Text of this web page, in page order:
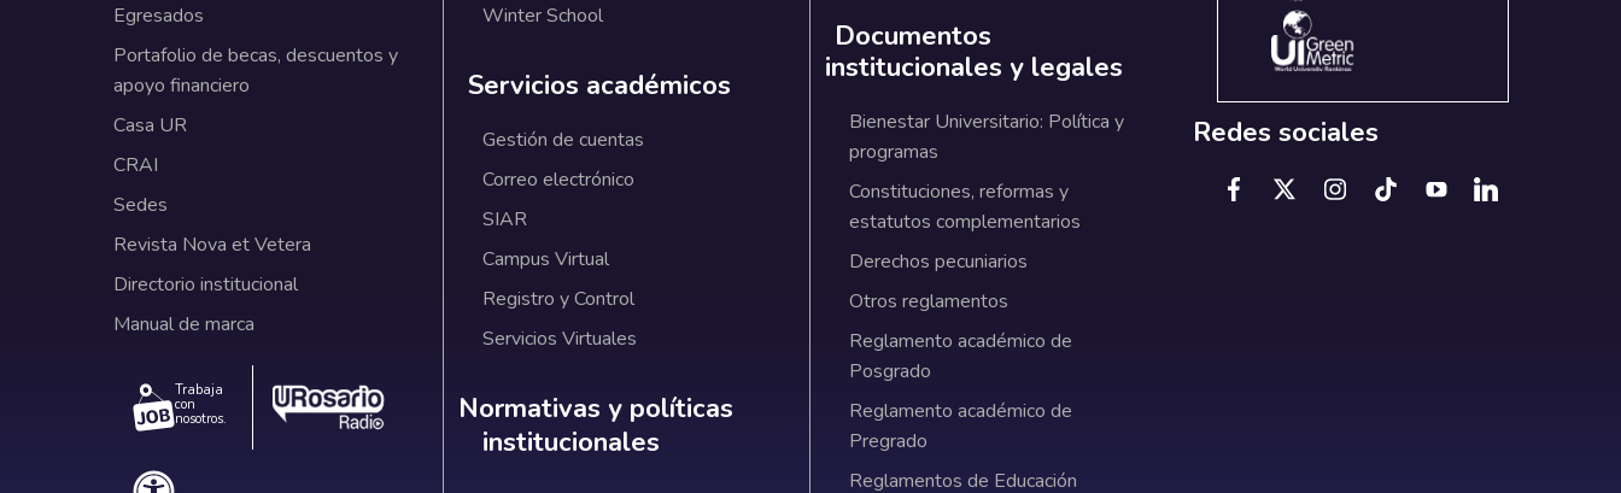
Egresados
Portafolio de becas, descuentos y
apoyo financiero
Casa UR
CRAI
Sedes
Revista Nova et Vetera
Directorio institucional
Manual de marca
Trabaja
con
nosotros.
Winter School
Servicios académicos
Gestión de cuentas
Correo electrónico
SIAR
Campus Virtual
Registro y Control
Servicios Virtuales
Normativas y políticas institucionales
Normativas y políticas
institucionales
Documentos
institucionales y legales
Bienestar Universitario: Política y
programas
Constituciones, reformas y
estatutos complementarios
Derechos pecuniarios
Otros reglamentos
Reglamento académico de
Posgrado
Reglamento académico de
Pregrado
Reglamentos de Educación
Redes sociales